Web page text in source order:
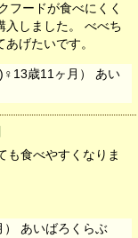
フードが食べにくく
入しました。 べべち
げたいです。
歳11ヶ月） あい
も食べやすくなりま
あいばろくらぶ